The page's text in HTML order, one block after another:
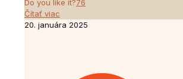
Do you like it?76
Čítať viac
20. januára 2025